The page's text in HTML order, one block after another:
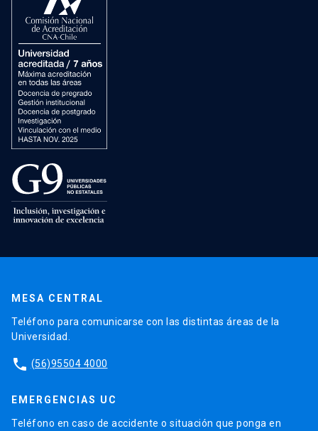
MESA CENTRAL
Teléfono para comunicarse con las distintas áreas de la
Universidad.
phone (56)95504 4000
EMERGENCIAS UC
Teléfono en caso de accidente o situación que ponga en